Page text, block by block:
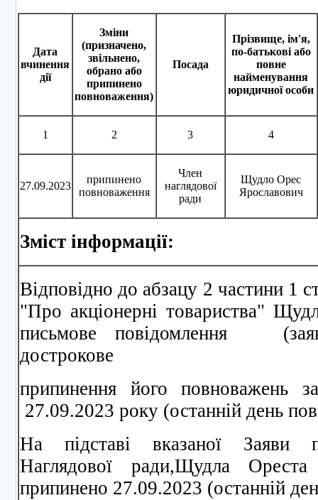
Дата
вчинення
дії
Зміни
(призначено,
звільнено,
обрано або
припинено
повноваження)
Посада
Прізвище, ім'я,
по-батькові або
повне
найменування
юридичної особи
1 2 3 4
27.09.2023
припинено
повноваження
Член
наглядової
ради
Щудло Орес
Ярославович
Зміст інформації:
Відповідно до абзацу 2 частини 1
"Про акціонерні товариства"
письмове повідомлення
дострокове
припинення його повноважень
27.09.2023 року (останній день
На підставі вказаної Заяви
Наглядової ради,Щудла
припинено 27.09.2023 (останній